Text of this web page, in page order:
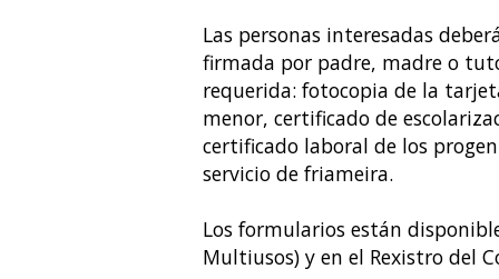
Las personas interesadas
firmada por padre, madre o
requerida: fotocopia de la
menor, certificado de
certificado laboral de los
servicio de friameira.
Los formularios están
Multiusos) y en el Rexistro del